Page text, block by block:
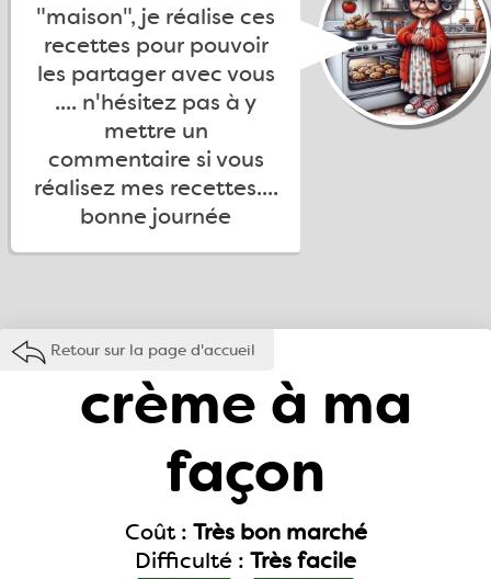
"maison", je réalise ces
recettes pour pouvoir
les partager avec vous
.... n'hésitez pas à y
mettre un
commentaire si vous
réalisez mes recettes....
bonne journée
Retour sur la page d'accueil
crème à ma
façon
Coût : Très bon marché
Difficulté : Très facile